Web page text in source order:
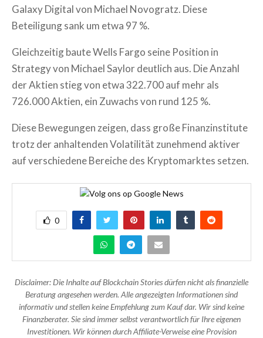
Galaxy Digital von Michael Novogratz. Diese
Beteiligung sank um etwa 97 %.
Gleichzeitig baute Wells Fargo seine Position in
Strategy von Michael Saylor deutlich aus. Die Anzahl
der Aktien stieg von etwa 322.700 auf mehr als
726.000 Aktien, ein Zuwachs von rund 125 %.
Diese Bewegungen zeigen, dass große Finanzinstitute
trotz der anhaltenden Volatilität zunehmend aktiver
auf verschiedene Bereiche des Kryptomarktes setzen.
0
Disclaimer: Die Inhalte auf Blockchain Stories dürfen nicht als finanzielle
Beratung angesehen werden. Alle angezeigten Informationen sind
informativ und stellen keine Empfehlung zum Kauf dar. Wir sind keine
Finanzberater. Sie sind immer selbst verantwortlich für Ihre eigenen
Investitionen. Wir können durch Affiliate-Verweise eine Provision